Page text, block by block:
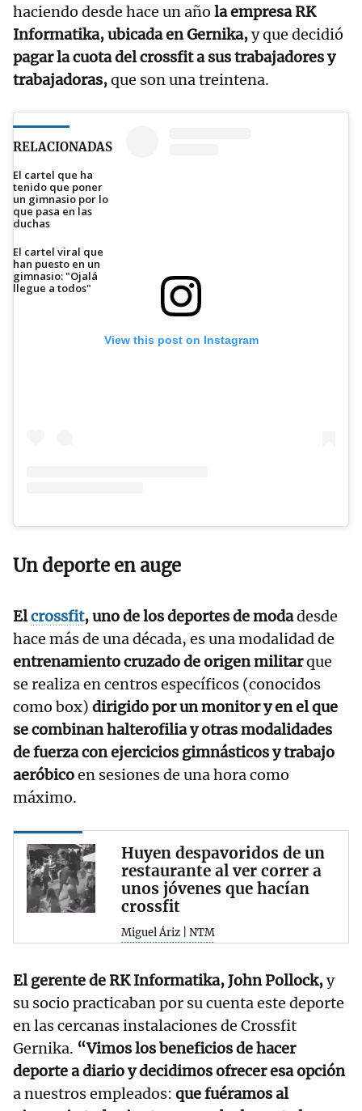
haciendo desde hace un año la empresa RK
Informatika, ubicada en Gernika,y que decidió
pagar la cuota del crossfit a sus trabajadores y
trabajadoras,que son una treintena.
RELACIONADAS
El cartel que ha
tenido que poner
un gimnasio por lo
que pasa en las
duchas
El cartel viral que
han puesto en un
gimnasio: "Ojalá
llegue a todos"
View this post on Instagram
Un deporte en auge
Elcrossfit, uno de los deportes de modadesde
hace más de una década, es una modalidad de
entrenamiento cruzado de origen militarque
se realiza en centros específicos (conocidos
como box) dirigido por un monitor y en el que
se combinan halterofilia y otras modalidades
de fuerza con ejercicios gimnásticos y trabajo
aeróbicoen sesiones de una hora como
máximo.
Huyen despavoridos de un
restaurante al ver correr a
unos jóvenes que hacían
crossfit
Miguel Áriz | NTM
El gerente de RK Informatika, John Pollock,y
su socio practicaban por su cuenta este deporte
en las cercanas instalaciones de Crossfit
Gernika. “Vimos los beneficios de hacer
deporte a diario y decidimos ofrecer esa opción
a nuestros empleados: que fuéramos al